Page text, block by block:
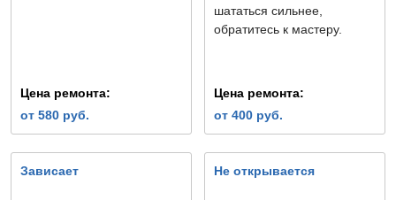
Цена ремонта:
от 580 руб.
шататься сильнее,
обратитесь к мастеру.
Цена ремонта:
от 400 руб.
Зависает Не открывается